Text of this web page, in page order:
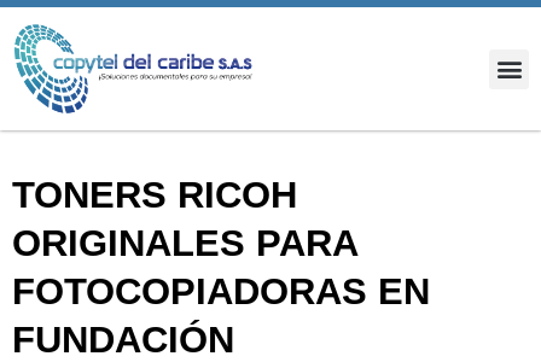
TONERS RICOH
ORIGINALES PARA
FOTOCOPIADORAS EN
FUNDACIÓN